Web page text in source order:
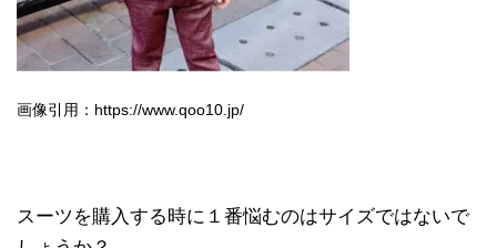
画像引用：https://www.qoo10.jp/
スーツを購入する時に１番悩むのはサイズではないで